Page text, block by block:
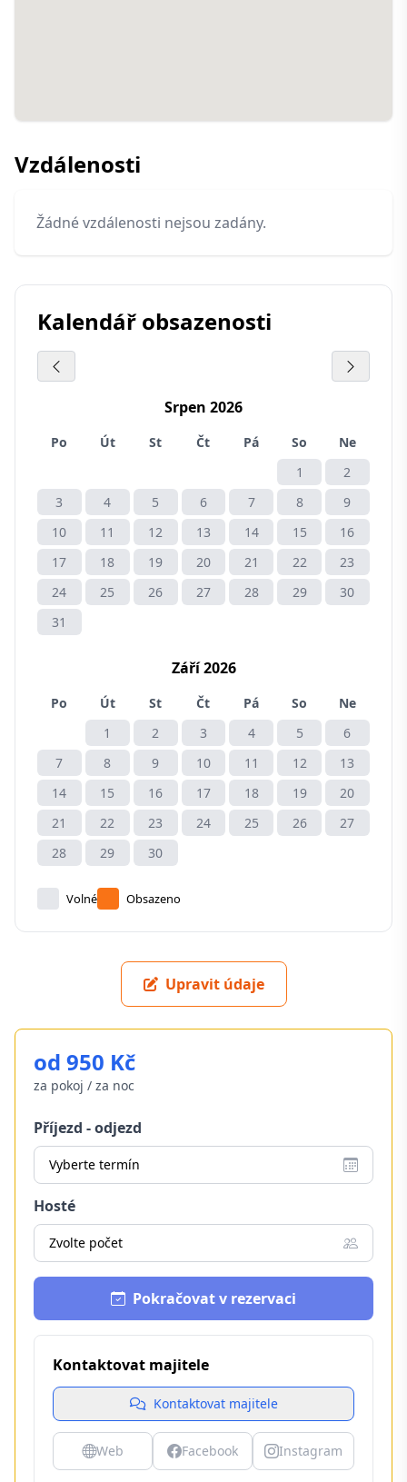
Vzdálenosti
Žádné vzdálenosti nejsou zadány.
Kalendář obsazenosti
Srpen 2026
Po Út St Čt Pá So
Ne
1
2
3
4 5 6 7 8
9
10
11 12 13 14 15
16
17
18 19 20 21 22
23
24
25 26 27 28 29
30
31
Září 2026
Po Út St Čt Pá So
Ne
1
2 3 4 5
6
7
8 9 10 11 12
13
14
15 16 17 18 19
20
21
22 23 24 25 26
27
28
29 30
Volné Obsazeno
Upravit údaje
od 950 Kč
za pokoj / za noc
Příjezd - odjezd
Vyberte termín
Hosté
Zvolte počet
Pokračovat v rezervaci
Kontaktovat majitele
Kontaktovat majitele
Web Facebook Instagram